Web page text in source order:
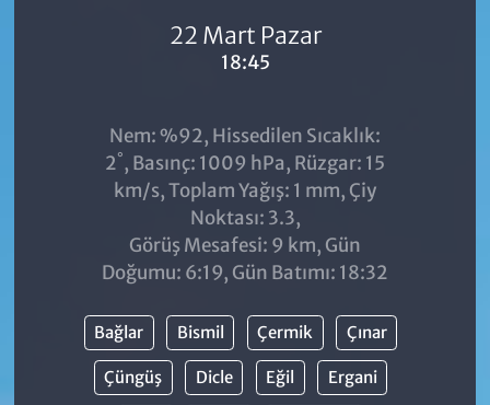
22 Mart Pazar
18:45
Nem: %92, Hissedilen Sıcaklık:
2°, Basınç: 1009 hPa, Rüzgar: 15
km/s, Toplam Yağış: 1 mm, Çiy
Noktası: 3.3,
Görüş Mesafesi: 9 km, Gün
Doğumu: 6:19, Gün Batımı: 18:32
Bağlar Bismil Çermik Çınar
Çüngüş Dicle Eğil Ergani